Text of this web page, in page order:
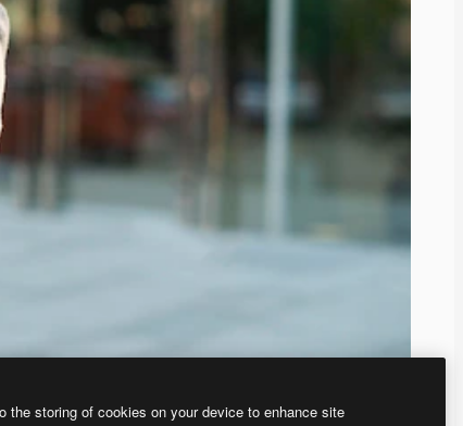
the storing of cookies on your device to enhance site